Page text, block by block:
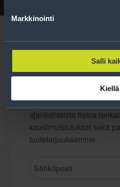
Markkinointi
Salli
Kiellä
Tilaa
Uutiskirjeessä saat
ajankohtaista tietoa
kausimuistutukset sekä
tuotetarjouksemme.